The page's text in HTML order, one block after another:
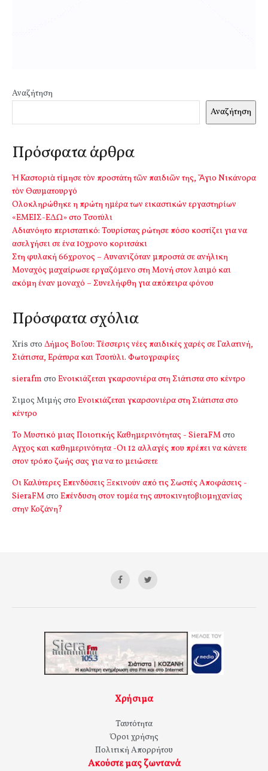
Αναζήτηση
Αναζήτηση
Πρόσφατα άρθρα
Ἡ Καστοριὰ τίμησε τὸν προστάτη τῶν παιδιῶν της, Ἅγιο Νικάνορα
τὸν Θαυματουργό
Ολοκληρώθηκε η πρώτη ημέρα των εικαστικών εργαστηρίων
«ΕΜΕΙΣ-ΕΔΩ» στο Τσοτύλι
Αδιανόητο περιστατικό: Τουρίστας ρώτησε πόσο κοστίζει για να
ασελγήσει σε ένα 10χρονο κοριτσάκι
Στη φυλακή 66χρονος – Αυνανιζόταν μπροστά σε ανήλικη
Μοναχός μαχαίρωσε εργαζόμενο στη Μονή στον λαιμό και
ακόμη έναν μοναχό – Συνελήφθη για απόπειρα φόνου
Πρόσφατα σχόλια
Xris στο Δήμος Βοΐου: Τέσσερις νέες παιδικές χαρές σε Γαλατινή,
Σιάτιστα, Εράτυρα και Τσοτύλι. Φωτογραφίες
sierafm στο Ενοικιάζεται γκαρσονιέρα στη Σιάτιστα στο κέντρο
Σιμος Μιμής στο Ενοικιάζεται γκαρσονιέρα στη Σιάτιστα στο
κέντρο
Το Μυστικό μιας Ποιοτικής Καθημερινότητας - SieraFMστο
Αγχος και καθημερινότητα -Οι 12 αλλαγές που πρέπει να κάνετε
στον τρόπο ζωής σας για να το μειώσετε
Οι Καλύτερες Επενδύσεις Ξεκινούν από τις Σωστές Αποφάσεις -
SieraFMστο Επένδυση στον τομέα της αυτοκινητοβιομηχανίας
στην Κοζάνη?
Χρήσιμα
Ταυτότητα
Όροι χρήσης
Πολιτική Απορρήτου
Ακούστε μας ζωντανά